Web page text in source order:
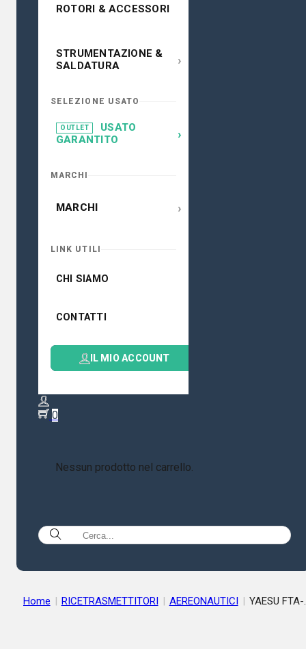
ROTORI & ACCESSORI
STRUMENTAZIONE &
SALDATURA
›
SELEZIONE USATO
OUTLET
USATO
GARANTITO
›
MARCHI
MARCHI ›
LINK UTILI
CHI SIAMO
CONTATTI
IL MIO ACCOUNT
0
Nessun prodotto nel carrello.
Home | RICETRASMETTITORI | AEREONAUTICI | YAESU FTA-